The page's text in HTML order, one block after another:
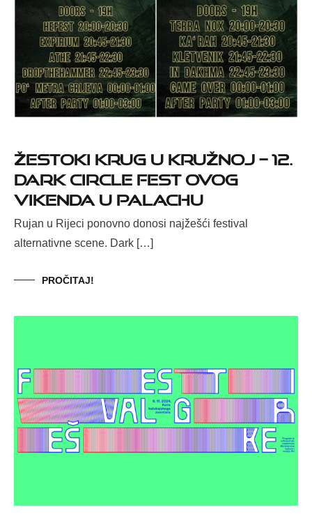
Žestoki krug u Kružnoj – 12.
Dark Circle Fest ovog
vikenda u Palachu
Rujan u Rijeci ponovno donosi najžešći festival
alternativne scene. Dark […]
PROČITAJ!